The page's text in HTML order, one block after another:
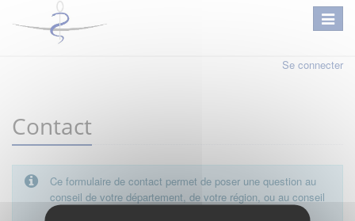
Se connecter
Contact
Ce formulaire de contact permet de poser une question au
conseil de votre département, de votre région, ou au conseil
national.